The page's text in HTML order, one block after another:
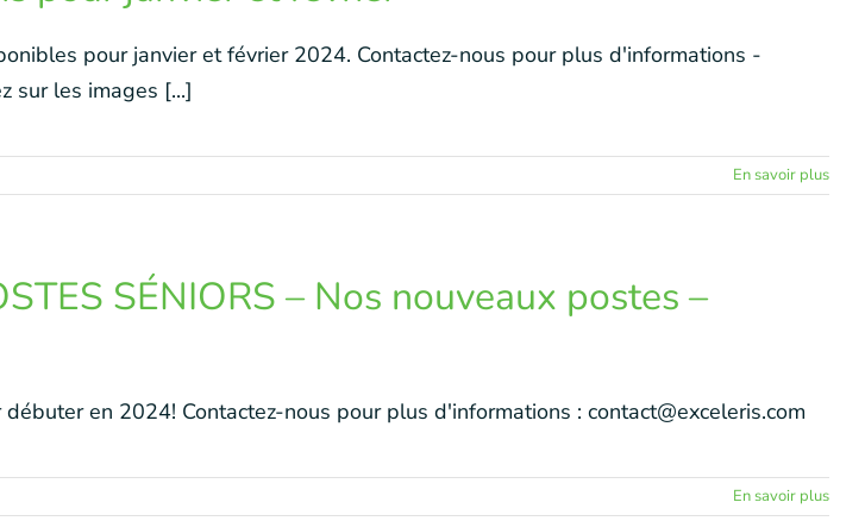
pour janvier et février 2024. Contactez-nous pour plus d'informations -
sur les images [...]
En savoir plus
SÉNIORS – Nos nouveaux postes –
en 2024! Contactez-nous pour plus d'informations : contact@exceleris.com
En savoir plus